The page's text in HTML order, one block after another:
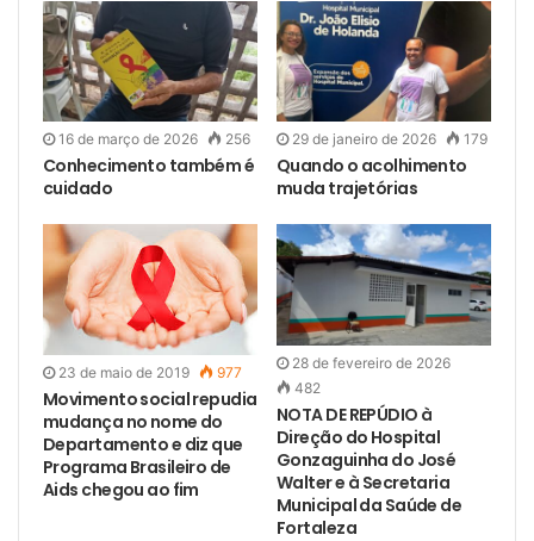
16 de março de 2026 256
Conhecimento também é
cuidado
29 de janeiro de 2026 179
Quando o acolhimento
muda trajetórias
23 de maio de 2019 977
Movimento social repudia
mudança no nome do
Departamento e diz que
Programa Brasileiro de
Aids chegou ao fim
28 de fevereiro de 2026
482
NOTA DE REPÚDIO à
Direção do Hospital
Gonzaguinha do José
Walter e à Secretaria
Municipal da Saúde de
Fortaleza